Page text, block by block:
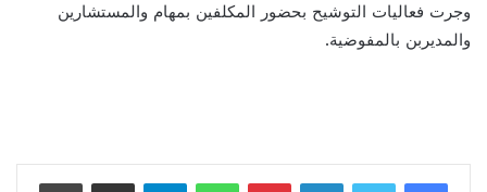
وجرت فعاليات التوشيح بحضور المكلفين بمهام والمستشارين
والمديربن بالمفوضية.
لينكدإن بينتيريستواتساب تيلقرام مشاركة عبر البريد طباعة